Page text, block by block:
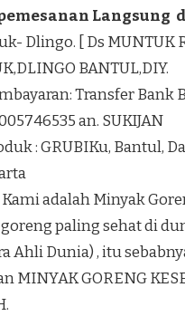
Langsung
Dlingo. [ Ds MUNTUK
BANTUL,DIY.
Transfer Bank
an. SUKIJAN
: GRUBIKu, Bantul,
adalah Minyak
paling sehat di
Ahli Dunia) , itu
MINYAK GORENG